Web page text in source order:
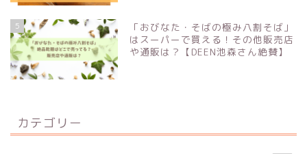
5
「おびなた・そばの極み八割そば」
はスーパーで買える！その他販売店
や通販は？【DEEN池森さん絶賛】
カテゴリー